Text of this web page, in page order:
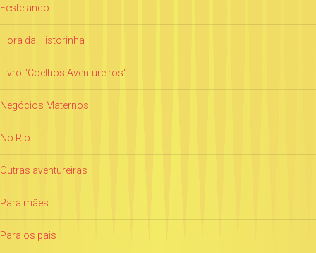
Festejando
Hora da Historinha
Livro "Coelhos Aventureiros"
Negócios Maternos
No Rio
Outras aventureiras
Para mães
Para os pais